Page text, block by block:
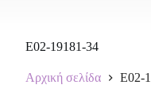
E02-19181-34
Αρχική σελίδα E02-